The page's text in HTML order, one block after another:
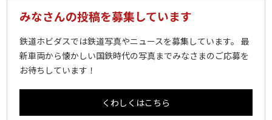
みなさんの投稿を募集しています
鉄道ホビダスでは鉄道写真やニュースを募集しています。 最
新車両から懐かしい国鉄時代の写真までみなさまのご応募を
お待ちしています！
くわしくはこちら